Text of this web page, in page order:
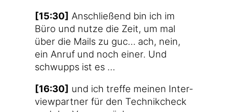
[15:30] Anschlie­ßend bin ich im
Büro und nut­ze die Zeit, um mal
über die Mails zu guc… ach, nein,
ein Anruf und noch einer. Und
schwupps ist es …
[16:30] und ich tref­fe mei­nen Inter­
view­part­ner für den Tech­nik­check